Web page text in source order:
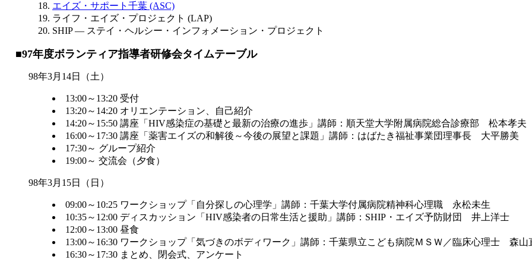
エイズ・サポート千葉 (ASC)
ライフ・エイズ・プロジェクト (LAP)
SHIP ― ステイ・ヘルシー・インフォメーション・プロジェクト
■97年度ボランティア指導者研修会タイムテーブル
98年3月14日（土）
13:00～13:20 受付
13:20～14:20 オリエンテーション、自己紹介
14:20～15:50 講座「HIV感染症の基礎と最新の治療の進歩」講師：順天堂大学附属病院総合診療部 松本孝夫
16:00～17:30 講座「薬害エイズの和解後～今後の展望と課題」講師：はばたき福祉事業団理事長 大平勝美
17:30～ グループ紹介
19:00～ 交流会（夕食）
98年3月15日（日）
09:00～10:25 ワークショップ「自分探しの心理学」講師：千葉大学付属病院精神科心理職 永松未生
10:35～12:00 ディスカッション「HIV感染者の日常生活と援助」講師：SHIP・エイズ予防財団 井上洋士
12:00～13:00 昼食
13:00～16:30 ワークショップ「気づきのボディワーク」講師：千葉県立こども病院ＭＳＷ／臨床心理士 森山
16:30～17:30 まとめ、閉会式、アンケート